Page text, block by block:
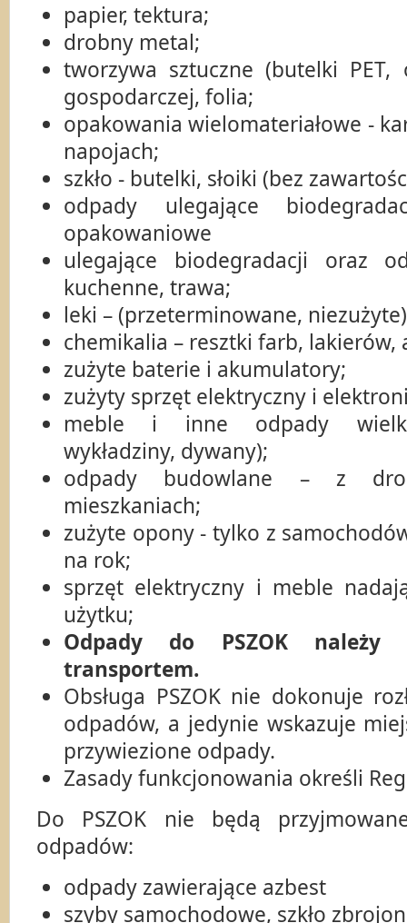
papier, tektura;
drobny metal;
tworzywa sztuczne (butelki
gospodarczej, folia;
opakowania wielomateriałowe -
napojach;
szkło - butelki, słoiki (bez
odpady ulegające
opakowaniowe
ulegające biodegradacji oraz
kuchenne, trawa;
leki – (przeterminowane,
chemikalia – resztki farb, lakierów,
zużyte baterie i akumulatory;
zużyty sprzęt elektryczny i
meble i inne odpady
wykładziny, dywany);
odpady budowlane – z
mieszkaniach;
zużyte opony - tylko z
na rok;
sprzęt elektryczny i meble
użytku;
Odpady do PSZOK należy
transportem.
Obsługa PSZOK nie dokonuje
odpadów, a jedynie wskazuje
przywiezione odpady.
Zasady funkcjonowania określi
Do PSZOK nie będą
odpadów:
odpady zawierające azbest
szyby samochodowe, szkło